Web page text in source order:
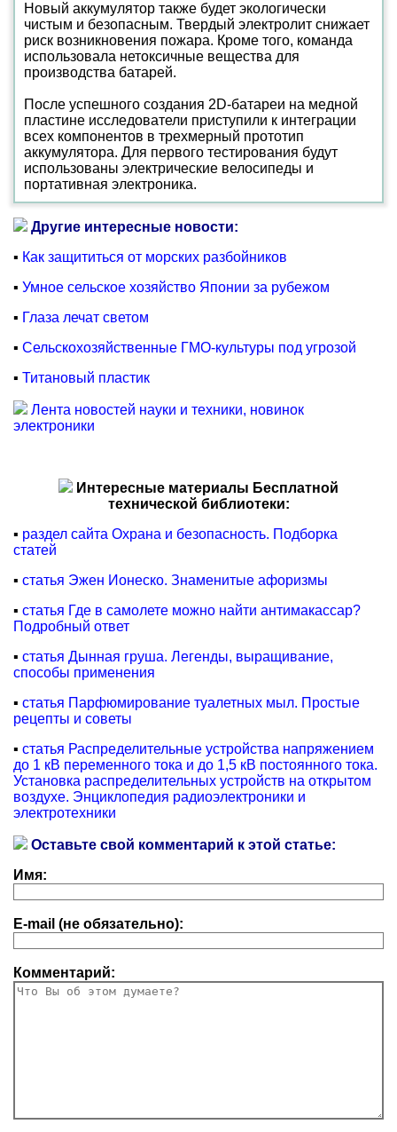
Новый аккумулятор также будет экологически
чистым и безопасным. Твердый электролит снижает
риск возникновения пожара. Кроме того, команда
использовала нетоксичные вещества для
производства батарей.
После успешного создания 2D-батареи на медной
пластине исследователи приступили к интеграции
всех компонентов в трехмерный прототип
аккумулятора. Для первого тестирования будут
использованы электрические велосипеды и
портативная электроника.
Другие интересные новости:
▪ Как защититься от морских разбойников
▪ Умное сельское хозяйство Японии за рубежом
▪ Глаза лечат светом
▪ Сельскохозяйственные ГМО-культуры под угрозой
▪ Титановый пластик
Лента новостей науки и техники, новинок
электроники
Интересные материалы Бесплатной
технической библиотеки:
▪ раздел сайта Охрана и безопасность. Подборка
статей
▪ статья Эжен Ионеско. Знаменитые афоризмы
▪ статья Где в самолете можно найти антимакассар?
Подробный ответ
▪ статья Дынная груша. Легенды, выращивание,
способы применения
▪ статья Парфюмирование туалетных мыл. Простые
рецепты и советы
▪ статья Распределительные устройства напряжением
до 1 кB переменного тока и до 1,5 кB постоянного тока.
Установка распределительных устройств на открытом
воздухе. Энциклопедия радиоэлектроники и
электротехники
Оставьте свой комментарий к этой статье:
Имя:
E-mail (не обязательно):
Комментарий: